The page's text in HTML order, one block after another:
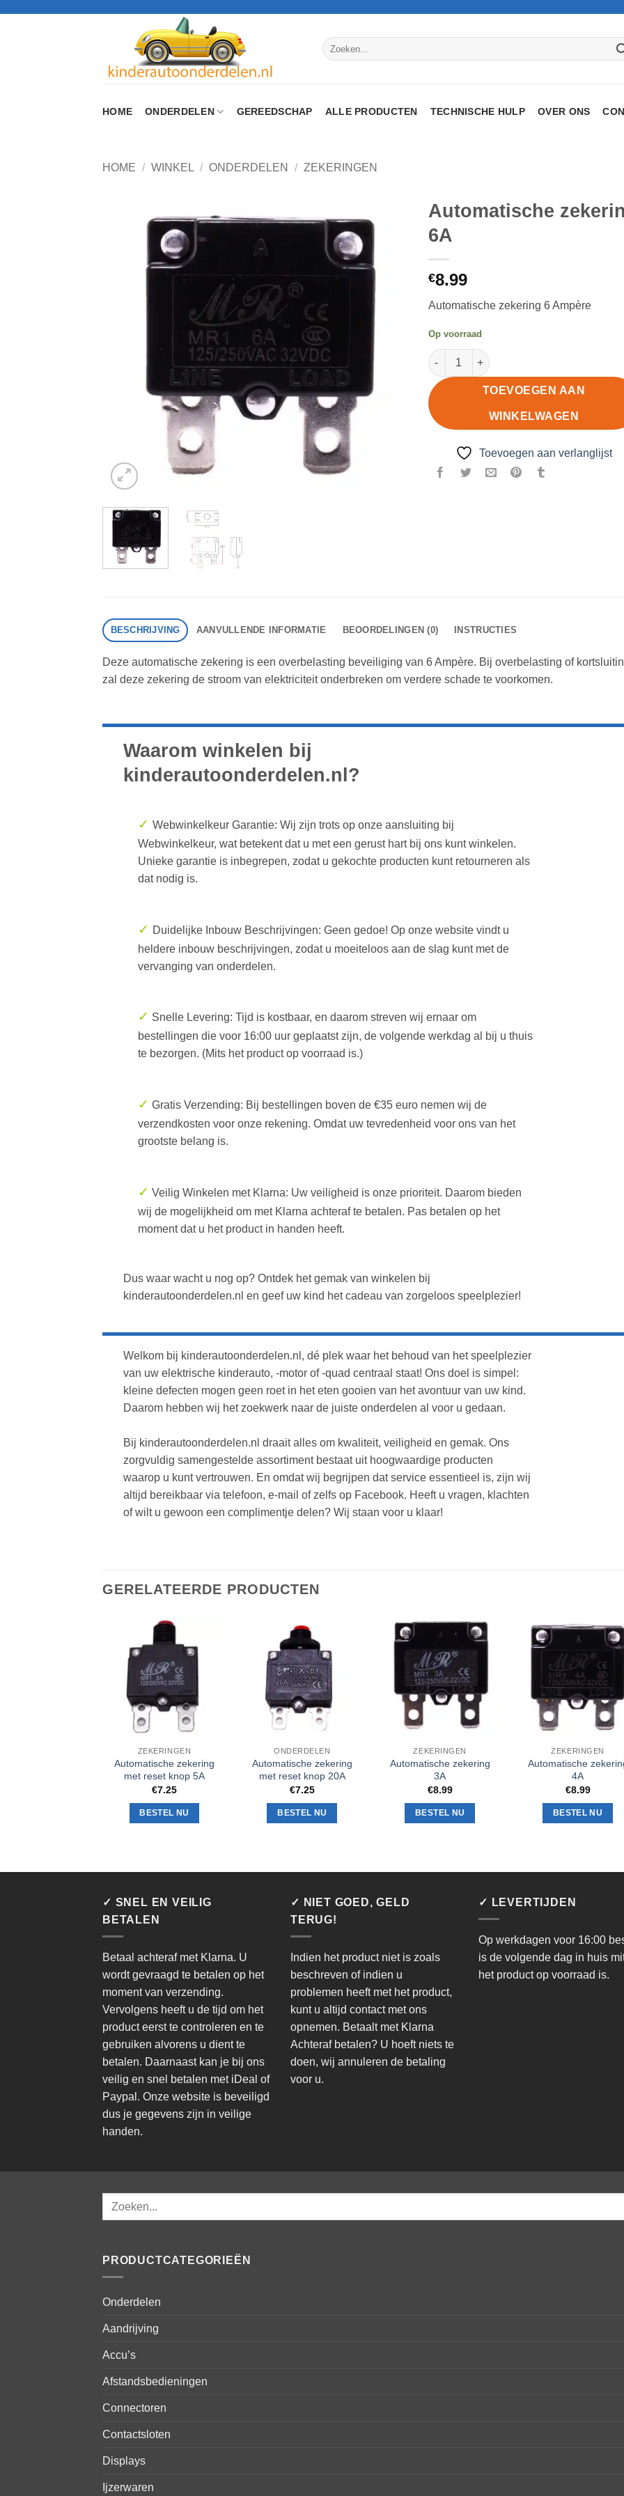
Zoeken
naar:
HOME ONDERDELEN GEREEDSCHAP ALLE PRODUCTEN TECHNISCHE HULP OVER ONS
HOME / WINKEL / ONDERDELEN / ZEKERINGEN
Toevoegen
aan
verlanglijst
Automatische
6A
€8.99
Automatische zekering 6 Ampère
Op voorraad
Automatische zekering 6A aantal
TOEVOEGEN AAN
WINKELWAGEN
Toevoegen aan verlanglijst
BESCHRIJVING AANVULLENDE INFORMATIE BEOORDELINGEN (0) INSTRUCTIES
Deze automatische zekering is een overbelasting beveiliging van 6 Ampère. Bij overbelasting of
zal deze zekering de stroom van elektriciteit onderbreken om verdere schade te voorkomen.
Waarom winkelen bij
kinderautoonderdelen.nl?
✓ Webwinkelkeur Garantie: Wij zijn trots op onze aansluiting bij
Webwinkelkeur, wat betekent dat u met een gerust hart bij ons kunt winkelen.
Unieke garantie is inbegrepen, zodat u gekochte producten kunt retourneren als
dat nodig is.
✓ Duidelijke Inbouw Beschrijvingen: Geen gedoe! Op onze website vindt u
heldere inbouw beschrijvingen, zodat u moeiteloos aan de slag kunt met de
vervanging van onderdelen.
✓ Snelle Levering: Tijd is kostbaar, en daarom streven wij ernaar om
bestellingen die voor 16:00 uur geplaatst zijn, de volgende werkdag al bij u thuis
te bezorgen. (Mits het product op voorraad is.)
✓ Gratis Verzending: Bij bestellingen boven de €35 euro nemen wij de
verzendkosten voor onze rekening. Omdat uw tevredenheid voor ons van het
grootste belang is.
✓ Veilig Winkelen met Klarna: Uw veiligheid is onze prioriteit. Daarom bieden
wij de mogelijkheid om met Klarna achteraf te betalen. Pas betalen op het
moment dat u het product in handen heeft.
Dus waar wacht u nog op? Ontdek het gemak van winkelen bij
kinderautoonderdelen.nl en geef uw kind het cadeau van zorgeloos speelplezier!
Welkom bij kinderautoonderdelen.nl, dé plek waar het behoud van het speelplezier
van uw elektrische kinderauto, -motor of -quad centraal staat! Ons doel is simpel:
kleine defecten mogen geen roet in het eten gooien van het avontuur van uw kind.
Daarom hebben wij het zoekwerk naar de juiste onderdelen al voor u gedaan.
Bij kinderautoonderdelen.nl draait alles om kwaliteit, veiligheid en gemak. Ons
zorgvuldig samengestelde assortiment bestaat uit hoogwaardige producten
waarop u kunt vertrouwen. En omdat wij begrijpen dat service essentieel is, zijn wij
altijd bereikbaar via telefoon, e-mail of zelfs op Facebook. Heeft u vragen, klachten
of wilt u gewoon een complimentje delen? Wij staan voor u klaar!
GERELATEERDE PRODUCTEN
Toevoegen
verlanglijst
ZEKERINGEN
Automatische zekering
met reset knop 5A
€7.25
BESTEL NU
Toevoegen
aan
verlanglijst
ONDERDELEN
Automatische zekering
met reset knop 20A
€7.25
BESTEL NU
Toevoegen
verlanglijst
ZEKERINGEN
Automatische zekering
3A
€8.99
BESTEL NU
aan
verlanglijst
ZEKERINGEN
Automatische
4A
€8.99
BESTEL NU
✓ SNEL EN VEILIG
BETALEN
Betaal achteraf met Klarna. U
wordt gevraagd te betalen op het
moment van verzending.
Vervolgens heeft u de tijd om het
product eerst te controleren en te
gebruiken alvorens u dient te
betalen. Daarnaast kan je bij ons
veilig en snel betalen met iDeal of
Paypal. Onze website is beveiligd
dus je gegevens zijn in veilige
handen.
✓ NIET GOED, GELD
TERUG!
Indien het product niet is zoals
beschreven of indien u
problemen heeft met het product,
kunt u altijd contact met ons
opnemen. Betaalt met Klarna
Achteraf betalen? U hoeft niets te
doen, wij annuleren de betaling
voor u.
✓ LEVERTIJDEN
Op werkdagen voor 16:00
is de volgende dag in huis
het product op voorraad is.
Zoeken
PRODUCTCATEGORIEËN
Onderdelen
Aandrijving
Accu’s
Afstandsbedieningen
Connectoren
Contactsloten
Displays
Ijzerwaren